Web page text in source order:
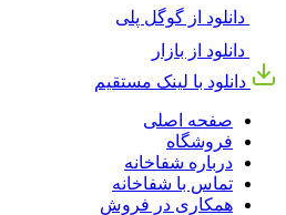
دانلود از گوگل پلی
دانلود از بازار
دانلود با لینک مستقیم
صفحه اصلی
فروشگاه
درباره شفاخانه
تماس با شفاخانه
همکاری در فروش